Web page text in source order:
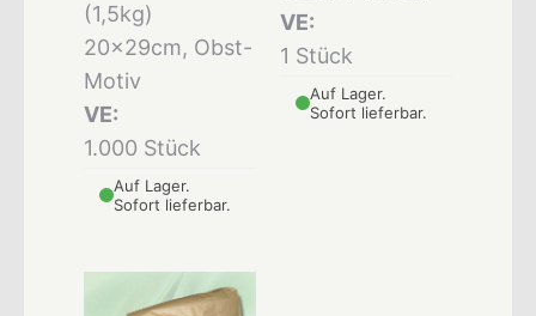
(1,5kg)
20x29cm, Obst-
Motiv
VE:
1.000 Stück
Auf Lager.
Sofort lieferbar.
VE:
1 Stück
Auf Lager.
Sofort lieferbar.